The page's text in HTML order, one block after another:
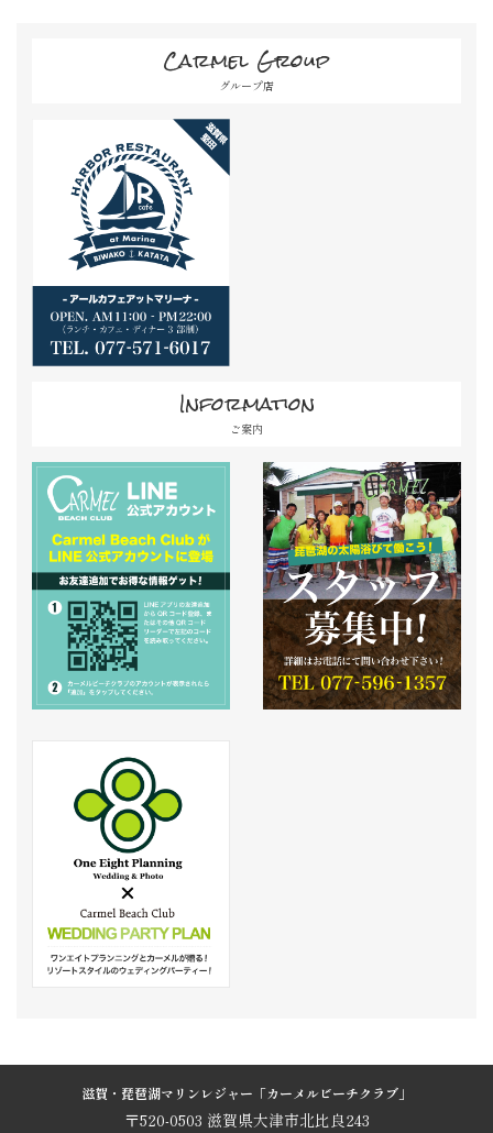
Carmel Group
グループ店
Information
ご案内
滋賀・琵琶湖マリンレジャー「カーメルビーチクラブ」
〒520-0503 滋賀県大津市北比良243